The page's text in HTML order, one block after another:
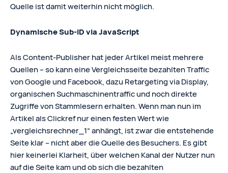
Quelle ist damit weiterhin nicht möglich.
Dynamische Sub-ID via JavaScript
Als Content-Publisher hat jeder Artikel meist mehrere
Quellen – so kann eine Vergleichsseite bezahlten Traffic
von Google und Facebook, dazu Retargeting via Display,
organischen Suchmaschinentraffic und noch direkte
Zugriffe von Stammlesern erhalten. Wenn man nun im
Artikel als Clickref nur einen festen Wert wie
„vergleichsrechner_1“ anhängt, ist zwar die entstehende
Seite klar – nicht aber die Quelle des Besuchers. Es gibt
hier keinerlei Klarheit, über welchen Kanal der Nutzer nun
auf die Seite kam und ob sich die bezahlten